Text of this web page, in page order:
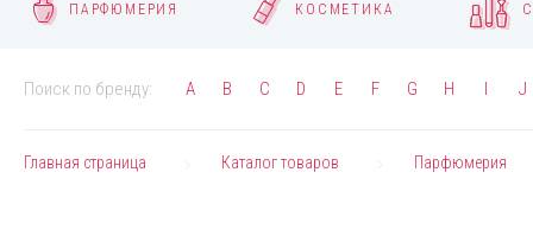
ПАРФЮМЕРИЯ КОСМЕТИКА
Поиск по бренду: A B C D E F G H I J
Главная страница Каталог товаров Парфюмерия